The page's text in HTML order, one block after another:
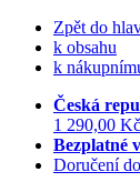
Zpět do
k obsahu
k
Česká
1 290,00 Kč
Bezplatné
Doručení